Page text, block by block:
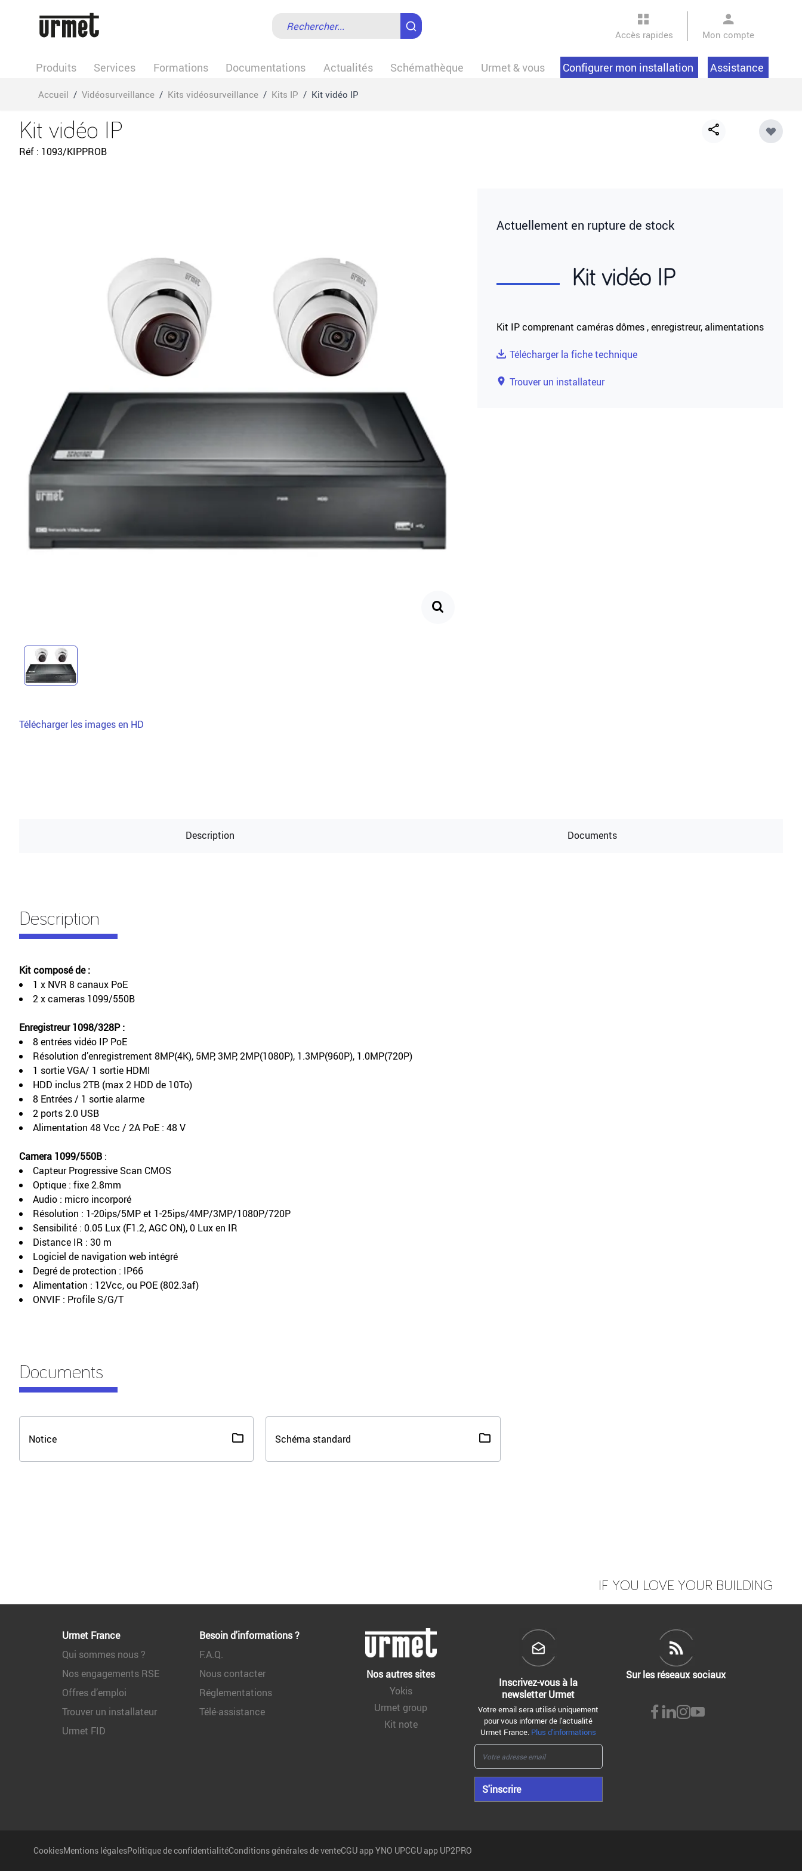
Accès rapides Mon compte
Produits Services Formations Documentations Actualités Schémathèque Urmet & vous Configurer mon installation Assistance
Accueil / Vidéosurveillance / Kits vidéosurveillance / Kits IP / Kit vidéo IP
Kit vidéo IP
Réf 1093/KIPPROB
Actuellement en rupture de stock
Kit vidéo IP
Kit IP comprenant caméras dômes , enregistreur, alimentations
Télécharger la fiche technique
Trouver un installateur
Télécharger les images en HD
Description Documents
Description
Kit composé de :
1 x NVR 8 canaux PoE
2 x cameras 1099/550B
Enregistreur 1098/328P :
8 entrées vidéo IP PoE
Résolution d’enregistrement 8MP(4K), 5MP, 3MP, 2MP(1080P), 1.3MP(960P), 1.0MP(720P)
1 sortie VGA/ 1 sortie HDMI
HDD inclus 2TB (max 2 HDD de 10To)
8 Entrées / 1 sortie alarme
2 ports 2.0 USB
Alimentation 48 Vcc / 2A PoE : 48 V
Camera 1099/550B :
Capteur Progressive Scan CMOS
Optique : fixe 2.8mm
Audio : micro incorporé
Résolution : 1-20ips/5MP et 1-25ips/4MP/3MP/1080P/720P
Sensibilité : 0.05 Lux (F1.2, AGC ON), 0 Lux en IR
Distance IR : 30 m
Logiciel de navigation web intégré
Degré de protection : IP66
Alimentation : 12Vcc, ou POE (802.3af)
ONVIF : Profile S/G/T
Documents
Notice Schéma standard
IF YOU LOVE YOUR BUILDING
Urmet France
Qui sommes nous ?
Nos engagements RSE
Offres d’emploi
Trouver un installateur
Urmet FID
Besoin d'informations ?
F.A.Q.
Nous contacter
Réglementations
Télé-assistance
Nos autres sites
Yokis
Urmet group
Kit note
Inscrivez-vous à la
newsletter Urmet
Votre email sera utilisé uniquement
pour vous informer de l'actualité
Urmet France. Plus d'informations
S'inscrire
Sur les réseaux sociaux
CookiesMentions légalesPolitique de confidentialitéConditions générales de venteCGU app YNO UPCGU app UP2PRO